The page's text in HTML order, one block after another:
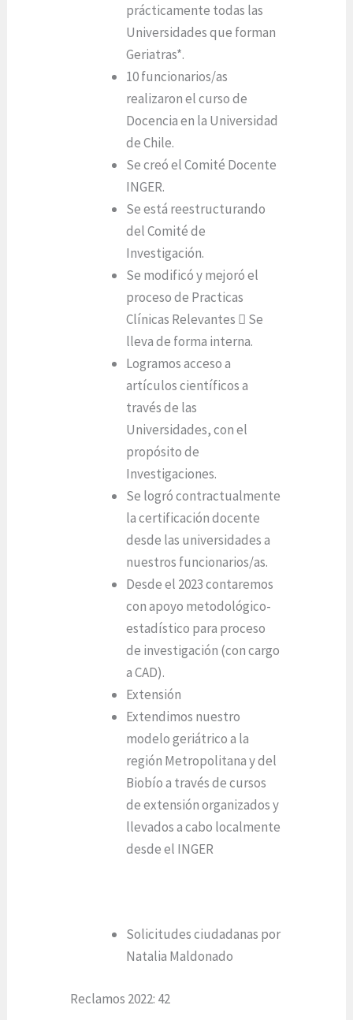
prácticamente todas las
Universidades que forman
Geriatras*.
10 funcionarios/as
realizaron el curso de
Docencia en la Universidad
de Chile.
Se creó el Comité Docente
INGER.
Se está reestructurando
del Comité de
Investigación.
Se modificó y mejoró el
proceso de Practicas
Clínicas Relevantes  Se
lleva de forma interna.
Logramos acceso a
artículos científicos a
través de las
Universidades, con el
propósito de
Investigaciones.
Se logró contractualmente
la certificación docente
desde las universidades a
nuestros funcionarios/as.
Desde el 2023 contaremos
con apoyo metodológico-
estadístico para proceso
de investigación (con cargo
a CAD).
Extensión
Extendimos nuestro
modelo geriátrico a la
región Metropolitana y del
Biobío a través de cursos
de extensión organizados y
llevados a cabo localmente
desde el INGER
Solicitudes ciudadanas por
Natalia Maldonado
Reclamos 2022: 42